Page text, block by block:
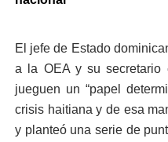
El jefe de Estado
a la OEA y su secretario
jueguen un “papel
crisis haitiana y de esa
y planteó una serie de